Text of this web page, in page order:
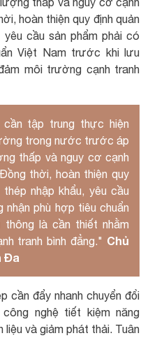
hoàn thiện quy định quản
cầu sản phẩm phải có
Việt Nam trước khi lưu
môi trường cạnh tranh
tập trung thực hiện
trong nước trước áp
thấp và nguy cơ cạnh
thời, hoàn thiện quy
nhập khẩu, yêu cầu
phù hợp tiêu chuẩn
là cần thiết nhằm
tranh bình đẳng." Chủ
Đa
cần đẩy nhanh chuyển đổi
nghệ tiết kiệm năng
liệu và giảm phát thải. Tuân